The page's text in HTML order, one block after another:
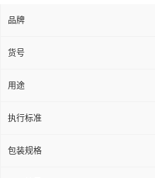
品牌
货号
用途
执行标准
包装规格